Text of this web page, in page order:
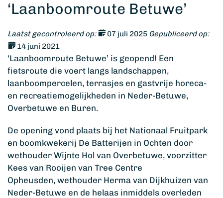
‘Laanboomroute Betuwe’
Laatst gecontroleerd op: 07 juli 2025 Gepubliceerd op:
14 juni 2021
‘Laanboomroute Betuwe’ is geopend! Een
fietsroute die voert langs landschappen,
laanboompercelen, terrasjes en gastvrije horeca-
en recreatiemogelijkheden in Neder-Betuwe,
Overbetuwe en Buren.
De opening vond plaats bij het Nationaal Fruitpark
en boomkwekerij De Batterijen in Ochten door
wethouder Wijnte Hol van Overbetuwe, voorzitter
Kees van Rooijen van Tree Centre
Opheusden, wethouder Herma van Dijkhuizen van
Neder-Betuwe en de helaas inmiddels overleden